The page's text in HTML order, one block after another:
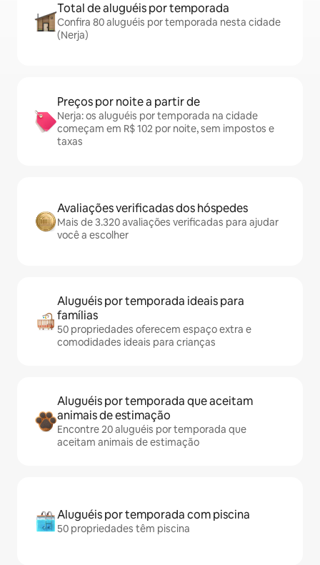
Total de aluguéis por temporada
Confira 80 aluguéis por temporada nesta cidade
(Nerja)
Preços por noite a partir de
Nerja: os aluguéis por temporada na cidade
começam em R$ 102 por noite, sem impostos e
taxas
Avaliações verificadas dos hóspedes
Mais de 3.320 avaliações verificadas para ajudar
você a escolher
Aluguéis por temporada ideais para
famílias
50 propriedades oferecem espaço extra e
comodidades ideais para crianças
Aluguéis por temporada que aceitam
animais de estimação
Encontre 20 aluguéis por temporada que
aceitam animais de estimação
Aluguéis por temporada com piscina
50 propriedades têm piscina